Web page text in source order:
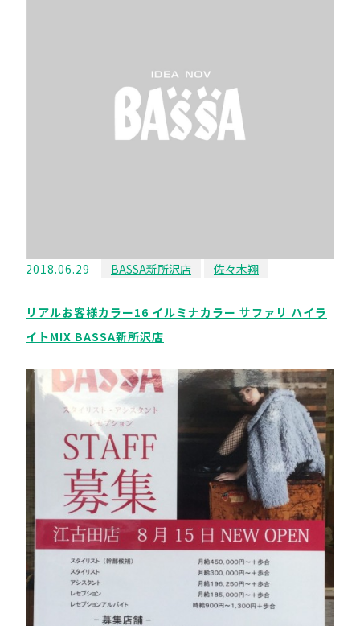
2018.06.29 BASSA新所沢店 佐々木翔
リアルお客様カラー16 イルミナカラー サファリ ハイラ
イトMIX BASSA新所沢店